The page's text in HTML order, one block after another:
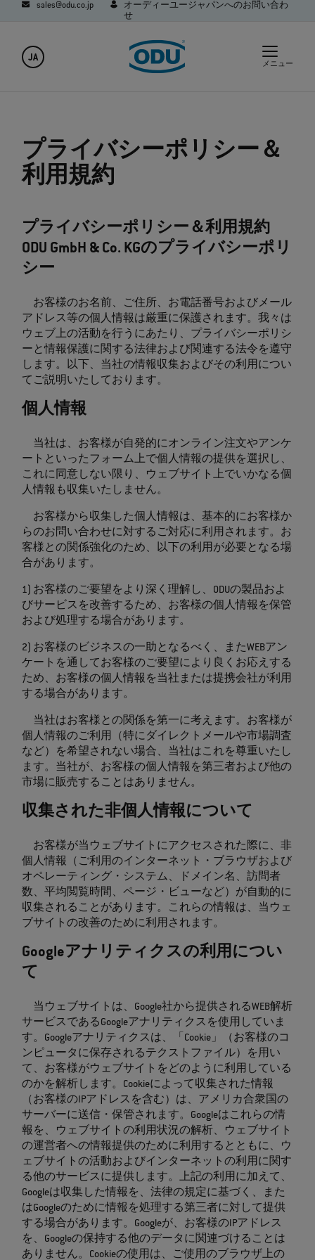
sales@odu.co.jp
オーディーユージャパンへのお問い合わ
せ
JA
メニュー
プライバシーポリシー＆
利用規約
プライバシーポリシー＆利用規約
ODU GmbH & Co. KGのプライバシーポリ
シー
お客様のお名前、ご住所、お電話番号およびメール
アドレス等の個人情報は厳重に保護されます。我々は
ウェブ上の活動を行うにあたり、プライバシーポリシ
ーと情報保護に関する法律および関連する法令を遵守
します。以下、当社の情報収集およびその利用につい
てご説明いたしております。
個人情報
当社は、お客様が自発的にオンライン注文やアンケ
ートといったフォーム上で個人情報の提供を選択し、
これに同意しない限り、ウェブサイト上でいかなる個
人情報も収集いたしません。
お客様から収集した個人情報は、基本的にお客様か
らのお問い合わせに対するご対応に利用されます。お
客様との関係強化のため、以下の利用が必要となる場
合があります。
1) お客様のご要望をより深く理解し、ODUの製品およ
びサービスを改善するため、お客様の個人情報を保管
および処理する場合があります。
2) お客様のビジネスの一助となるべく、またWEBアン
ケートを通してお客様のご要望により良くお応えする
ため、お客様の個人情報を当社または提携会社が利用
する場合があります。
当社はお客様との関係を第一に考えます。お客様が
個人情報のご利用（特にダイレクトメールや市場調査
など）を希望されない場合、当社はこれを尊重いたし
ます。当社が、お客様の個人情報を第三者および他の
市場に販売することはありません。
収集された非個人情報について
お客様が当ウェブサイトにアクセスされた際に、非
個人情報（ご利用のインターネット・ブラウザおよび
オペレーティング・システム、ドメイン名、訪問者
数、平均閲覧時間、ページ・ビューなど）が自動的に
収集されることがあります。これらの情報は、当ウェ
ブサイトの改善のために利用されます。
Googleアナリティクスの利用につい
て
当ウェブサイトは、Google社から提供されるWEB解析
サービスであるGoogleアナリティクスを使用していま
す。Googleアナリティクスは、「Cookie」（お客様のコ
ンピュータに保存されるテクストファイル）を用い
て、お客様がウェブサイトをどのように利用している
のかを解析します。Cookieによって収集された情報
（お客様のIPアドレスを含む）は、アメリカ合衆国の
サーバーに送信・保管されます。Googleはこれらの情
報を、ウェブサイトの利用状況の解析、ウェブサイト
の運営者への情報提供のために利用するとともに、ウ
ェブサイトの活動およびインターネットの利用に関す
る他のサービスに提供します。上記の利用に加えて、
Googleは収集した情報を、法律の規定に基づく、また
はGoogleのために情報を処理する第三者に対して提供
する場合があります。Googleが、お客様のIPアドレス
を、Googleの保持する他のデータに関連づけることは
ありません。Cookieの使用は、ご使用のブラウザ上の